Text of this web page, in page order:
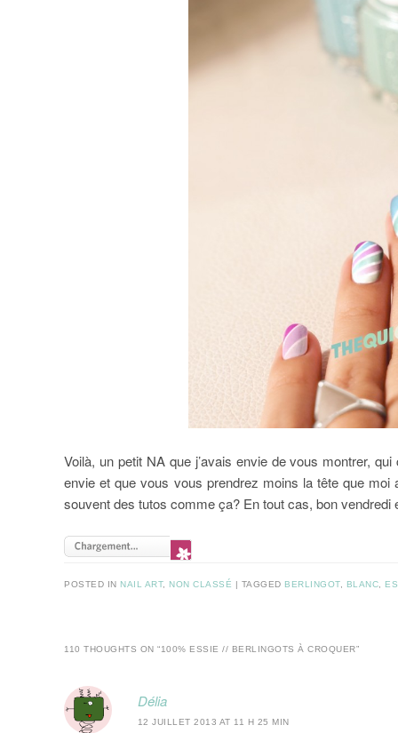
Voilà, un petit NA que j’avais envie de vous montrer,
envie et que vous vous prendrez moins la tête que
souvent des tutos comme ça? En tout cas, bon
POSTED IN NAIL ART, NON CLASSÉ | TAGGED BERLINGOT, BLANC,
110 THOUGHTS ON “100% ESSIE // BERLINGOTS À CROQUER”
Délia
12 JUILLET 2013 AT 11 H 25 MIN